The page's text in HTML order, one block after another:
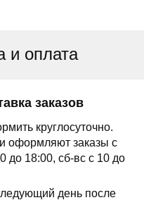
и оплата
заказов
круглосуточно.
оформляют заказы с
до 18:00, сб-вс с 10 до
день после